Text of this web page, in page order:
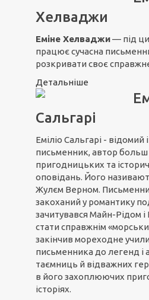
Хелваджи
Еміне Хелваджи— під
працює сучасна
розкривати своє
Детальніше
Сальгарі
Еміліо Сальгарі - відомий
письменник, автор больш
пригодницьких та
оповідань. Його
Жулєм Верном.
закоханий у романтику
зачитувався Майн-Рідом
стати справжнім
закінчив мореходне
письменника до легенд і
таємниць й відважних
в його захоплюючих
історіях.